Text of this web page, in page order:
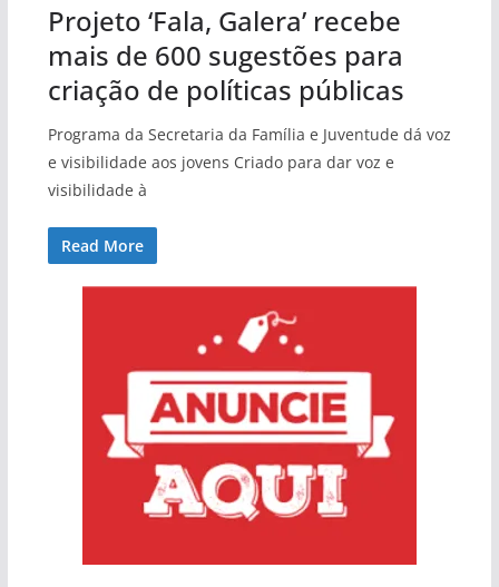
Projeto ‘Fala, Galera’ recebe
mais de 600 sugestões para
criação de políticas públicas
Programa da Secretaria da Família e Juventude dá voz
e visibilidade aos jovens Criado para dar voz e
visibilidade à
Read More